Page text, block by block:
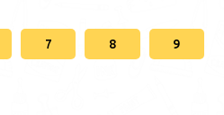
7 8 9